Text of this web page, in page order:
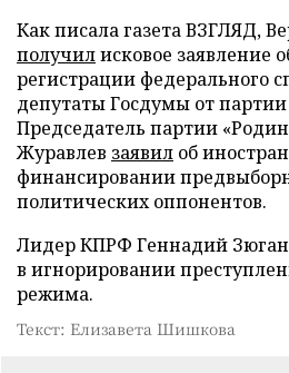
Как писала газета ВЗГЛЯД,
получилисковое заявление
регистрации федерального
депутаты Госдумы от партии
Председатель партии
Журавлев заявил об
финансировании
политических оппонентов.
Лидер КПРФ Геннадий
в игнорировании
режима.
Текст: Елизавета Шишкова